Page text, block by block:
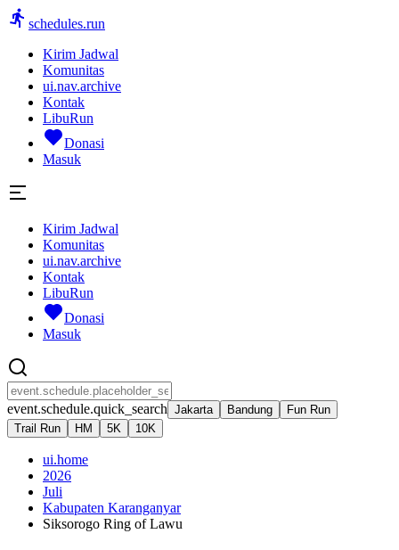
schedules.run
Kirim Jadwal
Komunitas
ui.nav.archive
Kontak
LibuRun
Donasi
Masuk
Kirim Jadwal
Komunitas
ui.nav.archive
Kontak
LibuRun
Donasi
Masuk
event.schedule.quick_search Jakarta Bandung
Fun Run
Trail Run
HM 5K 10K
ui.home
2026
Juli
Kabupaten Karanganyar
Siksorogo Ring of Lawu